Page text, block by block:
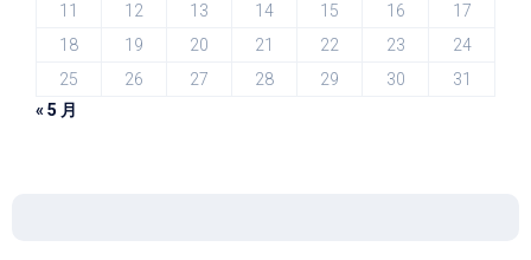
11
12 13 14 15 16
17
18
19 20 21 22 23
24
25
26 27 28 29 30
31
« 5 月